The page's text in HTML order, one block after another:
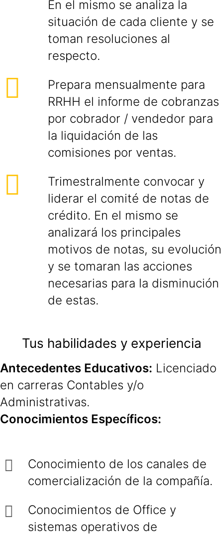
En el mismo se analiza la
situación de cada cliente y se
toman resoluciones al
respecto.
Prepara mensualmente para
RRHH el informe de cobranzas
por cobrador / vendedor para
la liquidación de las
comisiones por ventas.
Trimestralmente convocar y
liderar el comité de notas de
crédito. En el mismo se
analizará los principales
motivos de notas, su evolución
y se tomaran las acciones
necesarias para la disminución
de estas.
Tus habilidades y experiencia
Antecedentes Educativos: Licenciado
en carreras Contables y/o
Administrativas.
Conocimientos Específicos:
Conocimiento de los canales de
comercialización de la compañía.
Conocimientos de Office y
sistemas operativos de